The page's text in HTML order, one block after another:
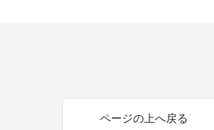
ページの上へ戻る